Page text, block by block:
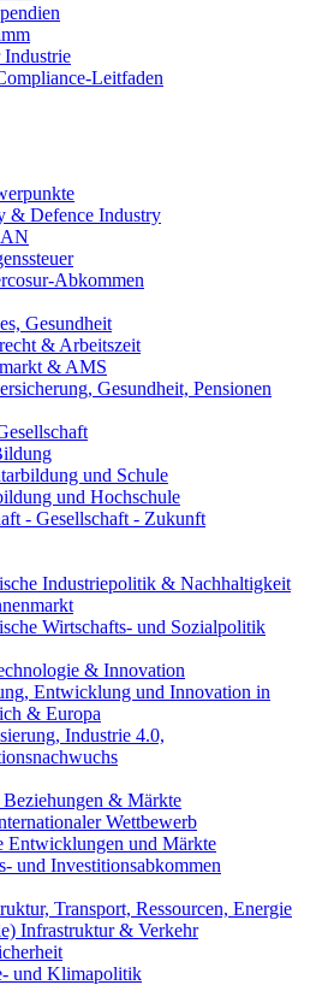
Leitfaden
& Defence Industry
Abkommen
Gesundheit
& Arbeitszeit
& AMS
Gesundheit, Pensionen
und Schule
und Hochschule
- Gesellschaft - Zukunft
Industriepolitik & Nachhaltigkeit
Wirtschafts- und Sozialpolitik
& Innovation
Entwicklung und Innovation in
& Europa
Industrie 4.0,
& Märkte
Wettbewerb
Entwicklungen und Märkte
und Investitionsabkommen
Transport, Ressourcen, Energie
Infrastruktur & Verkehr
und Klimapolitik